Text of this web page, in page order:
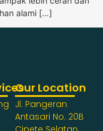
alami […]
Our Location
Jl. Pangeran
Antasari No. 20B